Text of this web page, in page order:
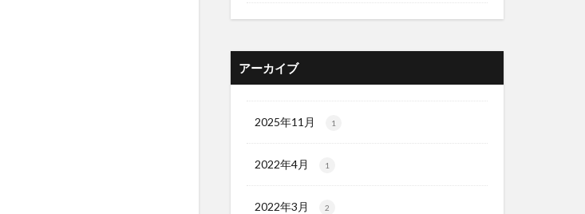
アーカイブ
2025年11月 1
2022年4月 1
2022年3月 2